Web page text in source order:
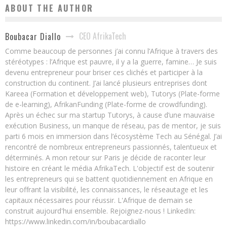
ABOUT THE AUTHOR
Boubacar Diallo CEO AfrikaTech
Comme beaucoup de personnes j’ai connu l’Afrique à travers des
stéréotypes : l’Afrique est pauvre, il y a la guerre, famine… Je suis
devenu entrepreneur pour briser ces clichés et participer à la
construction du continent. J’ai lancé plusieurs entreprises dont
Kareea (Formation et développement web), Tutorys (Plate-forme
de e-learning), AfrikanFunding (Plate-forme de crowdfunding).
Après un échec sur ma startup Tutorys, à cause d’une mauvaise
exécution Business, un manque de réseau, pas de mentor, je suis
parti 6 mois en immersion dans l’écosystème Tech au Sénégal. J’ai
rencontré de nombreux entrepreneurs passionnés, talentueux et
déterminés. A mon retour sur Paris je décide de raconter leur
histoire en créant le média AfrikaTech. L'objectif est de soutenir
les entrepreneurs qui se battent quotidiennement en Afrique en
leur offrant la visibilité, les connaissances, le réseautage et les
capitaux nécessaires pour réussir. L'Afrique de demain se
construit aujourd'hui ensemble. Rejoignez-nous ! LinkedIn:
https://www.linkedin.com/in/boubacardiallo